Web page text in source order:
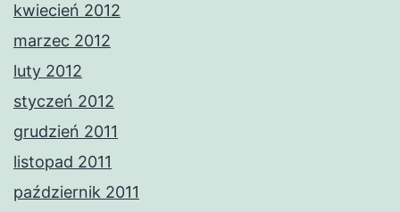
kwiecień 2012
marzec 2012
luty 2012
styczeń 2012
grudzień 2011
listopad 2011
październik 2011